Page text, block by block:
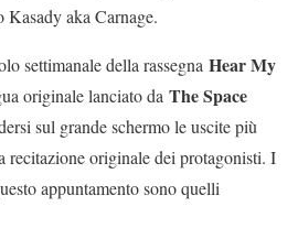
aka Carnage.
settimanale della rassegna Hear My
originale lanciato da The Space
sul grande schermo le uscite più
recitazione originale dei protagonisti. I
appuntamento sono quelli